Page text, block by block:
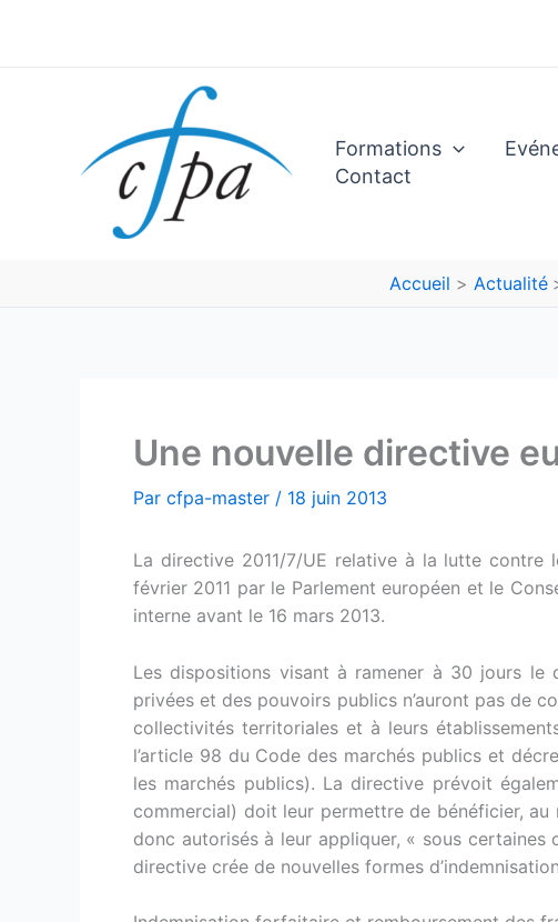
Formations
Contact
Accueil Actualité
Une nouvelle directive
Par cfpa-master / 18 juin 2013
La directive 2011/7/UE relative à la lutte contre
février 2011 par le Parlement européen et le
interne avant le 16 mars 2013.
Les dispositions visant à ramener à 30 jours le
privées et des pouvoirs publics n’auront pas de
collectivités territoriales et à leurs
l’article 98 du Code des marchés publics et
les marchés publics). La directive prévoit
commercial) doit leur permettre de bénéficier, au
donc autorisés à leur appliquer, « sous certaines
directive crée de nouvelles formes